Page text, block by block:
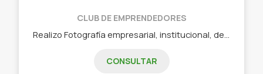
CLUB DE EMPRENDEDORES
CONSULTAR